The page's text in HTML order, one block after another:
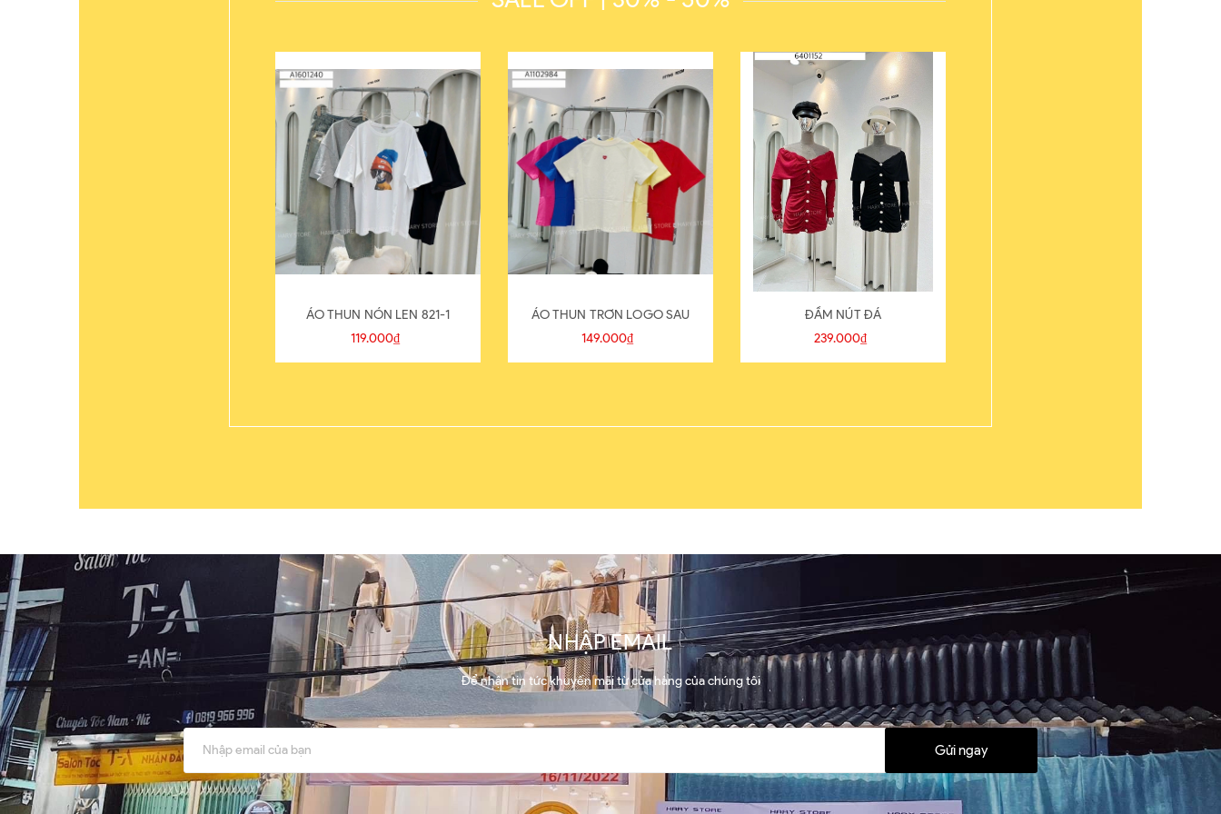
ÁO THUN NÓN LEN 821-1
119.000₫
ÁO THUN TRƠN LOGO SAU
149.000₫
ĐẦM NÚT ĐÁ
239.000₫
NHẬP EMAIL
Để nhận tin tức khuyến mãi từ cửa hàng của chúng tôi
Gửi ngay